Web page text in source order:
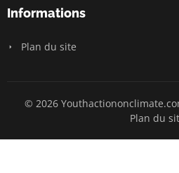
Informations
Plan du site
© 2026
Plan du